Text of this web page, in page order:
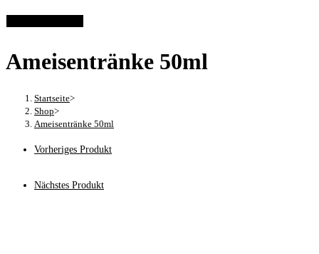
Ameisentränke 50ml
Startseite>
Shop>
Ameisentränke 50ml
Vorheriges Produkt
Nächstes Produkt